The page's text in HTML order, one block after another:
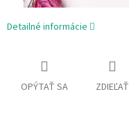
Detailné informácie
OPÝTAŤ SA ZDIEĽAŤ